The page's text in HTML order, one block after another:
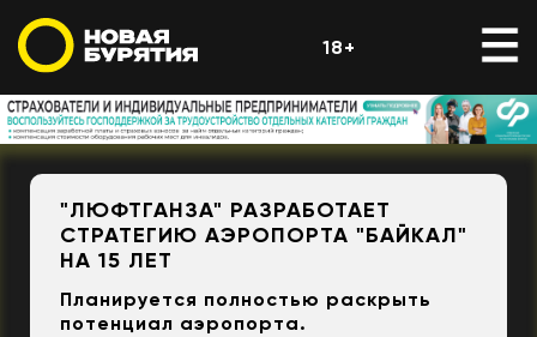
18+
"ЛЮФТГАНЗА" РАЗРАБОТАЕТ
СТРАТЕГИЮ АЭРОПОРТА "БАЙКАЛ"
НА 15 ЛЕТ
Планируется полностью раскрыть
потенциал аэропорта.